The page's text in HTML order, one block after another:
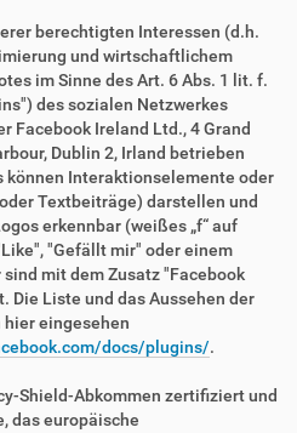
berechtigten Interessen (d.h.
und wirtschaftlichem
im Sinne des Art. 6 Abs. 1 lit. f.
des sozialen Netzwerkes
Facebook Ireland Ltd., 4 Grand
Dublin 2, Irland betrieben
können Interaktionselemente oder
Textbeiträge) darstellen und
erkennbar (weißes „f“ auf
"Gefällt mir" oder einem
sind mit dem Zusatz "Facebook
Die Liste und das Aussehen der
hier eingesehen
docs/plugins/.
Shield-Abkommen zertifiziert und
das europäische